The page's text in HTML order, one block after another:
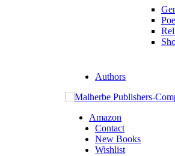
Authors
Amazon
Contact
New Books
Wishlist